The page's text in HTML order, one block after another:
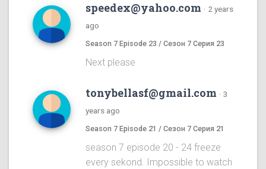
speedex@yahoo.com · 2 years
ago
Season 7 Episode 23 / Сезон 7 Серия 23
Next please
tonybellasf@gmail.com · 3
years ago
Season 7 Episode 21 / Сезон 7 Серия 21
season 7 episode 20 - 24 freeze
every sekond. Impossible to watch